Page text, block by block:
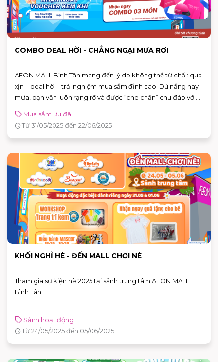
COMBO DEAL HỜI - CHẲNG NGẠI MƯA RƠI
AEON MALL Bình Tân mang đến lý do không thể từ chối: quà
xịn – deal hời – trải nghiệm mua sắm đỉnh cao. Dù nắng hay
mưa, bạn vẫn luôn rạng rỡ và được “che chắn” chu đáo với
Mua sắm ưu đãi
Từ 31/05/2025 đến 22/06/2025
KHỐI NGHỈ HÈ - ĐẾN MALL CHƠI NÈ
Tham gia sự kiện hè 2025 tại sảnh trung tâm AEON MALL
Bình Tân
Sảnh hoạt động
Từ 24/05/2025 đến 05/06/2025